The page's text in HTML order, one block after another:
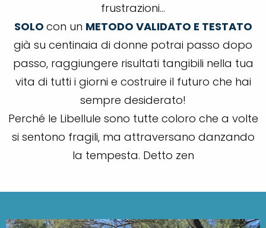
frustrazioni…
SOLO con un METODO VALIDATO E TESTATO
già su centinaia di donne potrai passo dopo
passo, raggiungere risultati tangibili nella tua
vita di tutti i giorni e costruire il futuro che hai
sempre desiderato!
Perché le Libellule sono tutte coloro che a volte
si sentono fragili, ma attraversano danzando
la tempesta. Detto zen